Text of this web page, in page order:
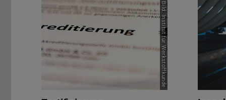
Bild: Institut für Werkstoffkunde